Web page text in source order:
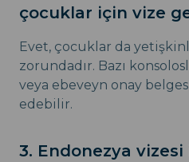
çocuklar için vize
Evet, çocuklar da
zorundadır. Bazı
veya ebeveyn onay
edebilir.
3. Endonezya